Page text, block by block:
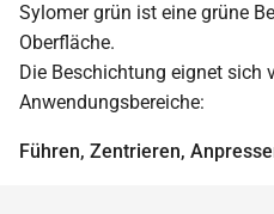
Sylomer grün ist eine grüne
Oberfläche.
Die Beschichtung eignet sich
Anwendungsbereiche:
Führen, Zentrieren,